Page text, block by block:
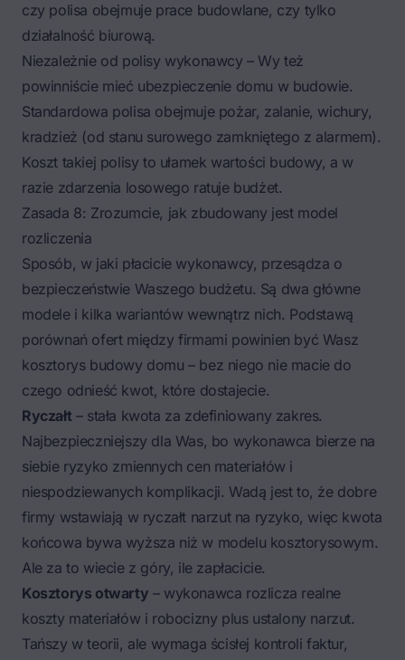
czy polisa obejmuje prace budowlane, czy tylko
działalność biurową.
Niezależnie od polisy wykonawcy – Wy też
powinniście mieć ubezpieczenie domu w budowie.
Standardowa polisa obejmuje pożar, zalanie, wichury,
kradzież (od stanu surowego zamkniętego z alarmem).
Koszt takiej polisy to ułamek wartości budowy, a w
razie zdarzenia losowego ratuje budżet.
Zasada 8: Zrozumcie, jak zbudowany jest model
rozliczenia
Sposób, w jaki płacicie wykonawcy, przesądza o
bezpieczeństwie Waszego budżetu. Są dwa główne
modele i kilka wariantów wewnątrz nich. Podstawą
porównań ofert między firmami powinien być Wasz
kosztorys budowy domu – bez niego nie macie do
czego odnieść kwot, które dostajecie.
Ryczałt– stała kwota za zdefiniowany zakres.
Najbezpieczniejszy dla Was, bo wykonawca bierze na
siebie ryzyko zmiennych cen materiałów i
niespodziewanych komplikacji. Wadą jest to, że dobre
firmy wstawiają w ryczałt narzut na ryzyko, więc kwota
końcowa bywa wyższa niż w modelu kosztorysowym.
Ale za to wiecie z góry, ile zapłacicie.
Kosztorys otwarty – wykonawca rozlicza realne
koszty materiałów i robocizny plus ustalony narzut.
Tańszy w teorii, ale wymaga ścisłej kontroli faktur,